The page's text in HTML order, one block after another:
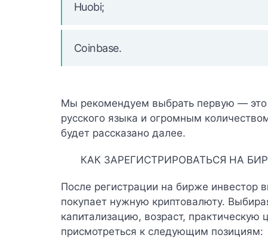
Huobi;
Coinbase.
Мы рекомендуем выбрать первую —
русского языка и огромным
будет рассказано далее.
КАК ЗАРЕГИСТРИРОВАТЬСЯ НА
После регистрации на бирже инвестор
покупает нужную криптовалюту.
капитализацию, возраст,
присмотреться к следующим позициям: